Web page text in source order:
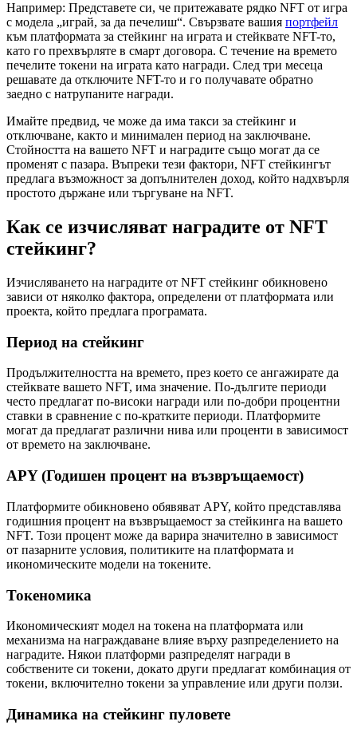
Например: Представете си, че притежавате рядко NFT от игра
с модела „играй, за да печелиш“. Свързвате вашия портфейл
към платформата за стейкинг на играта и стейквате NFT-то,
като го прехвърляте в смарт договора. С течение на времето
печелите токени на играта като награди. След три месеца
решавате да отключите NFT-то и го получавате обратно
заедно с натрупаните награди.
Имайте предвид, че може да има такси за стейкинг и
отключване, както и минимален период на заключване.
Стойността на вашето NFT и наградите също могат да се
променят с пазара. Въпреки тези фактори, NFT стейкингът
предлага възможност за допълнителен доход, който надхвърля
простото държане или търгуване на NFT.
Как се изчисляват наградите от NFT
стейкинг?
Изчисляването на наградите от NFT стейкинг обикновено
зависи от няколко фактора, определени от платформата или
проекта, който предлага програмата.
Период на стейкинг
Продължителността на времето, през което се ангажирате да
стейквате вашето NFT, има значение. По-дългите периоди
често предлагат по-високи награди или по-добри процентни
ставки в сравнение с по-кратките периоди. Платформите
могат да предлагат различни нива или проценти в зависимост
от времето на заключване.
APY (Годишен процент на възвръщаемост)
Платформите обикновено обявяват APY, който представлява
годишния процент на възвръщаемост за стейкинга на вашето
NFT. Този процент може да варира значително в зависимост
от пазарните условия, политиките на платформата и
икономическите модели на токените.
Токеномика
Икономическият модел на токена на платформата или
механизма на награждаване влияе върху разпределението на
наградите. Някои платформи разпределят награди в
собствените си токени, докато други предлагат комбинация от
токени, включително токени за управление или други ползи.
Динамика на стейкинг пуловете